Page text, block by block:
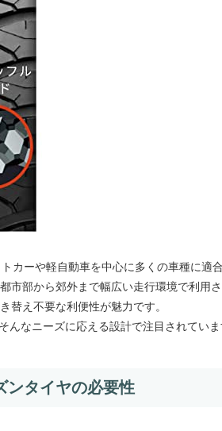
カーや軽自動車を中心に多くの車種に適
市部から郊外まで幅広い走行環境で利用さ
替え不要な利便性が魅力です。
なニーズに応える設計で注目されていま
ンタイヤの必要性